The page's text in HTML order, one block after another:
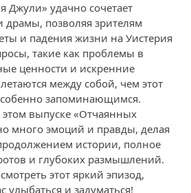
Джули» удачно сочетает
позволяя зрителям
и падения жизни на Уистерия
такие как проблемы в
ценности и искренние
между собой, чем этот
запоминающимся.
выпуске «Отчаянных
много эмоций и правды, делая
истории, полное
и глубоких размышлений.
этот яркий эпизод,
улыбаться и задуматься!